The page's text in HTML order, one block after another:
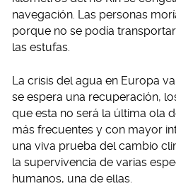
navegación. Las personas
porque no se podía
las estufas.
La crisis del agua en Europa
se espera una recuperación,
que esta no será la última ola
más frecuentes y con mayor
una viva prueba del cambio
la supervivencia de varias
humanos, una de ellas.